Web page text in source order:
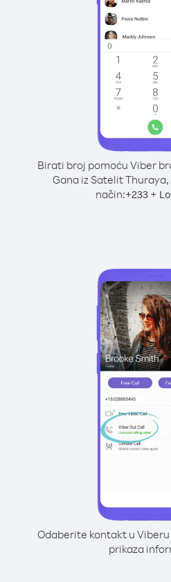
Birati broj pomoću Viber
Gana iz Satelit
način:+233+
Odaberite kontakt u
prikaza